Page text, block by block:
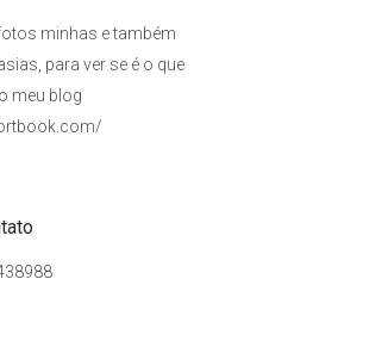
minhas e também
para ver se é o que
meu blog